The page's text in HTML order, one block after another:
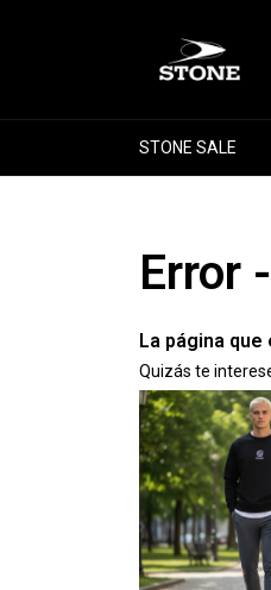
STONE SALE
Error
La página
Quizás te